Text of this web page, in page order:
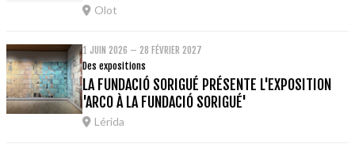
Olot
1 JUIN 2026 – 28 FÉVRIER 2027
Des expositions
LA FUNDACIÓ SORIGUÉ PRÉSENTE L'EXPOSITION
'ARCO À LA FUNDACIÓ SORIGUÉ'
Lérida